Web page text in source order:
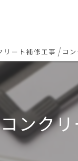
工事
漏水
リート補修工事
マンション下地補修
クリート欠損 色合わせ
ベラー工事(セルフレベ
コ
ンク